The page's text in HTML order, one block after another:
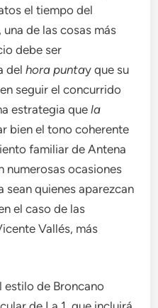
el tiempo del
de las cosas más
debe ser
delhora puntay que su
seguir el concurrido
estrategia quela
bien el tono coherente
familiar de Antena
numerosas ocasiones
quienes aparezcan
el caso de las
Vallés, más
estilo de Broncano